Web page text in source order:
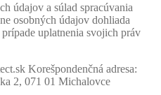
údajov a súlad spracúvania
osobných údajov dohliada
uplatnenia svojich práv
Korešpondenčná adresa:
2, 071 01 Michalovce